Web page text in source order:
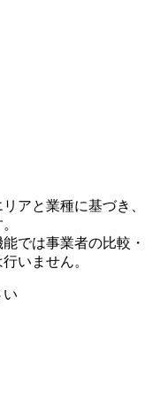
アと業種に基づき、
では事業者の比較・
いません。
い